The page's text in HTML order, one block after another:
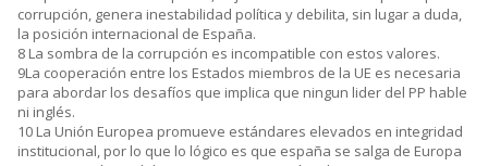
corrupción, genera inestabilidad política y debilita, sin lugar a duda,
la posición internacional de España.
8 La sombra de la corrupción es incompatible con estos valores.
9La cooperación entre los Estados miembros de la UE es necesaria
para abordar los desafíos que implica que ningun lider del PP hable
ni inglés.
10 La Unión Europea promueve estándares elevados en integridad
institucional, por lo que lo lógico es que españa se salga de Europa